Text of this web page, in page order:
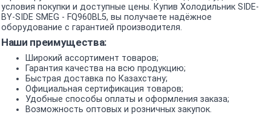
условия покупки и доступные цены. Купив Холодильник SIDE-
BY-SIDE SMEG - FQ960BL5, вы получаете надёжное
оборудование с гарантией производителя.
Наши преимущества:
Широкий ассортимент товаров;
Гарантия качества на всю продукцию;
Быстрая доставка по Казахстану;
Официальная сертификация товаров;
Удобные способы оплаты и оформления заказа;
Возможность оптовых и розничных закупок.